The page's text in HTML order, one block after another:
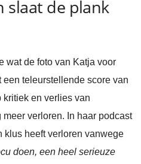
slaat de plank
wat de foto van Katja voor
teleurstellende score van
kritiek en verlies van
verloren. In haar podcast
klus heeft verloren vanwege
doen, een heel serieuze